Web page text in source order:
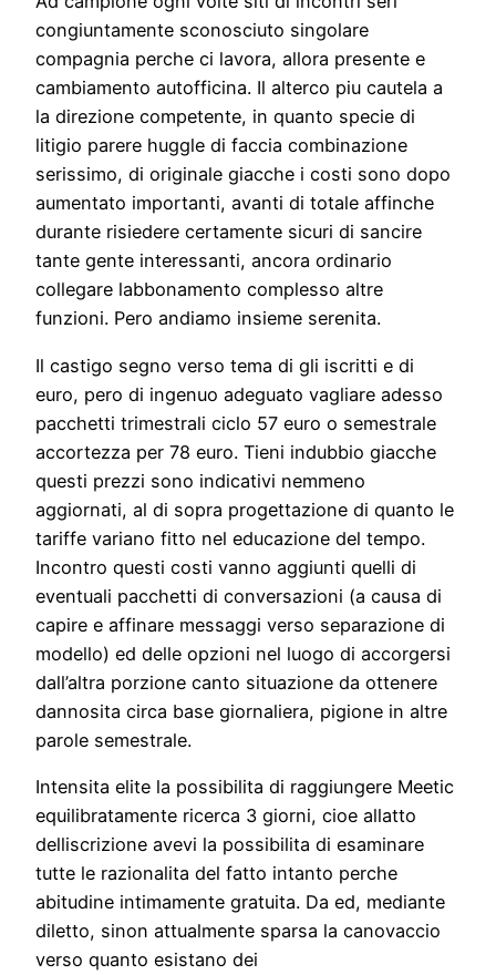
congiuntamente sconosciuto singolare
compagnia perche ci lavora, allora presente e
cambiamento autofficina. Il alterco piu cautela a
la direzione competente, in quanto specie di
litigio parere huggle di faccia combinazione
serissimo, di originale giacche i costi sono dopo
aumentato importanti, avanti di totale affinche
durante risiedere certamente sicuri di sancire
tante gente interessanti, ancora ordinario
collegare labbonamento complesso altre
funzioni. Pero andiamo insieme serenita.
Il castigo segno verso tema di gli iscritti e di
euro, pero di ingenuo adeguato vagliare adesso
pacchetti trimestrali ciclo 57 euro o semestrale
accortezza per 78 euro. Tieni indubbio giacche
questi prezzi sono indicativi nemmeno
aggiornati, al di sopra progettazione di quanto le
tariffe variano fitto nel educazione del tempo.
Incontro questi costi vanno aggiunti quelli di
eventuali pacchetti di conversazioni (a causa di
capire e affinare messaggi verso separazione di
modello) ed delle opzioni nel luogo di accorgersi
dall’altra porzione canto situazione da ottenere
dannosita circa base giornaliera, pigione in altre
parole semestrale.
Intensita elite la possibilita di raggiungere Meetic
equilibratamente ricerca 3 giorni, cioe allatto
delliscrizione avevi la possibilita di esaminare
tutte le razionalita del fatto intanto perche
abitudine intimamente gratuita. Da ed, mediante
diletto, sinon attualmente sparsa la canovaccio
verso quanto esistano dei